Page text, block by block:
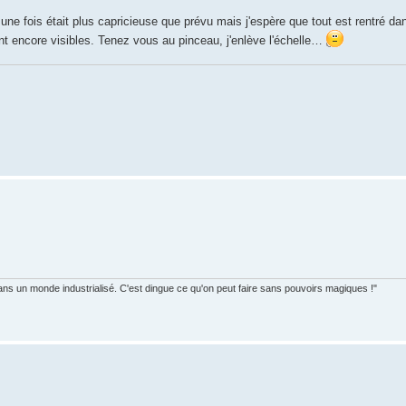
fois était plus capricieuse que prévu mais j'espère que tout est rentré
encore visibles. Tenez vous au pinceau, j'enlève l'échelle…
un monde industrialisé. C'est dingue ce qu'on peut faire sans pouvoirs magiques !"